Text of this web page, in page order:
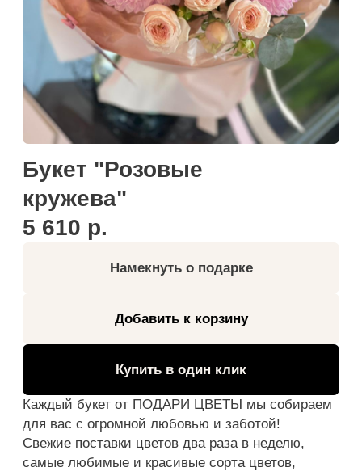
кружева"
5 610 р.
Намекнуть о подарке
Добавить к корзину
Каждый букет от ПОДАРИ ЦВЕТЫ мы собираем
для вас с огромной любовью и заботой!
Свежие поставки цветов два раза в неделю,
самые любимые и красивые сорта цветов,
оперативная доставка, рекомендация по уходу в
комплекте к каждому букету — все это мы
Эвкалипт 1 шт